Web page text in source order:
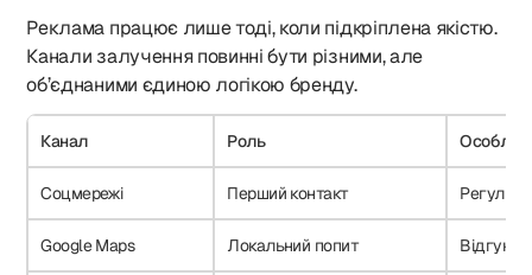
Реклама працює лише тоді, коли підкріплена якістю.
Канали залучення повинні бути різними, але
об’єднаними єдиною логікою бренду.
Канал Роль
Соцмережі Перший контакт
Google Maps Локальний попит Відгуки